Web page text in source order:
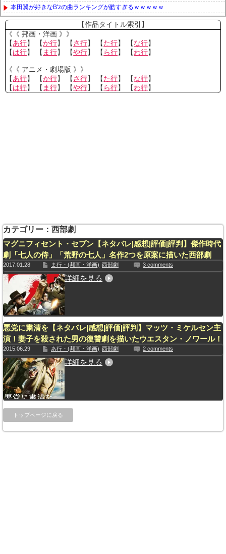
本田翼が好きなB'zの曲ランキングが酷すぎるｗｗｗｗｗ
Powered by livedoor 相互RSS
【作品タイトル索引】
《《 邦画・洋画 》》
【あ行】 【か行】 【さ行】 【た行】 【な行】
【は行】 【 ま行】 【や行】 【 ら行】 【わ行】
《《 アニメ・劇場版 》》
【あ行】 【か行】 【さ行】 【た行】 【な行】
【は行】 【 ま行】 【や行】 【 ら行】 【わ行】
カテゴリー：西部劇
マグニフィセント・セブン【ネタバレ|感想|評価|評判】傑作時代
劇「七人の侍」「荒野の七人」名作2つを原案に描いた西部劇
2017.01.28 ま行・(邦画・洋画) 西部劇 3 comments
詳細を見る
悪党に粛清を【ネタバレ|感想|評価|評判】マッツ・ミケルセン主
演！妻子を殺された男の復讐劇を描いたウエスタン・ノワール！
2015.06.29 あ行・(邦画・洋画) 西部劇 2 comments
詳細を見る
トップページに戻る